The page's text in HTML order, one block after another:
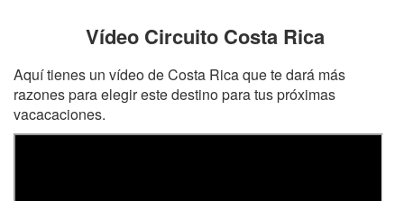
Vídeo Circuito Costa Rica
Aquí tienes un vídeo de Costa Rica que te dará más
razones para elegir este destino para tus próximas
vacacaciones.